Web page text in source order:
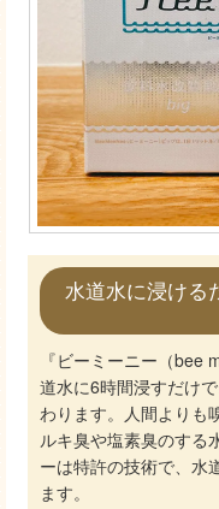
水道水に浸ける
『ビーミーニー（bee
道水に6時間浸すだけ
わります。人間よりも
ルキ臭や塩素臭のする
ーは特許の技術で、水
ます。